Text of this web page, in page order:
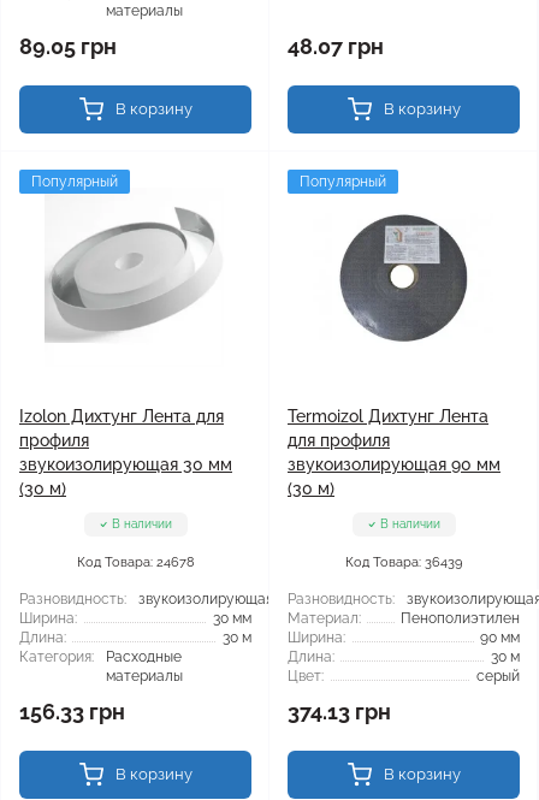
материалы
89.05 грн
В корзину
48.07 грн
В корзину
Популярный
Izolon Дихтунг Лента для
профиля
звукоизолирующая 30 мм
(30 м)
В наличии
Код Товара: 24678
Разновидность:
звукоизолирующая
Ширина:
30 мм
Длина:
30 м
Категория:
Расходные
материалы
156.33 грн
В корзину
Популярный
Termoizol Дихтунг Лента
для профиля
звукоизолирующая 90 мм
(30 м)
В наличии
Код Товара: 36439
Разновидность:
Материал:
Пенополиэтилен
Ширина:
90 мм
Длина:
30 м
Цвет:
серый
374.13 грн
В корзину